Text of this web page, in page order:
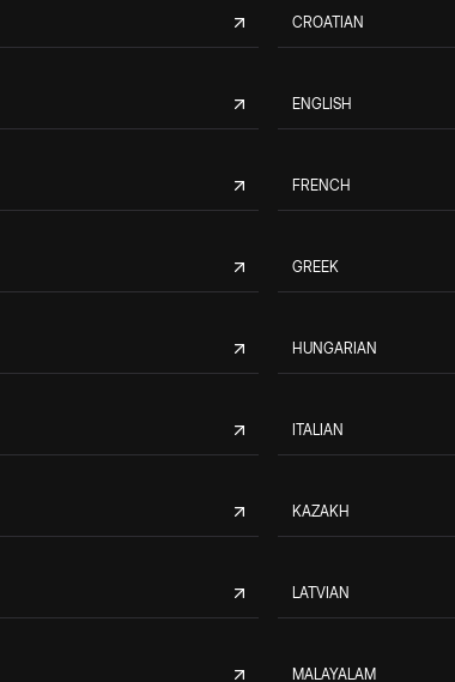
CROATIAN
ENGLISH
FRENCH
GREEK
HUNGARIAN
ITALIAN
KAZAKH
LATVIAN
MALAYALAM